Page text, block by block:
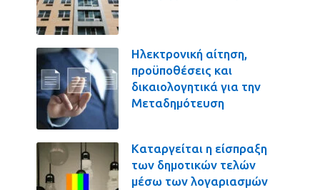
Ηλεκτρονική αίτηση,
προϋποθέσεις και
δικαιολογητικά για την
Μεταδημότευση
Καταργείται η είσπραξη
των δημοτικών τελών
μέσω των λογαριασμών